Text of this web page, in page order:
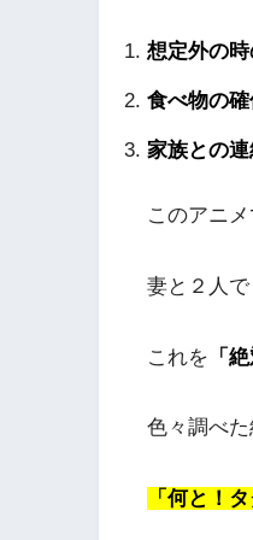
想定外の
食べ物の確
家族との連
このアニ
妻と２人で
これを 「
色々調べた
「何と！